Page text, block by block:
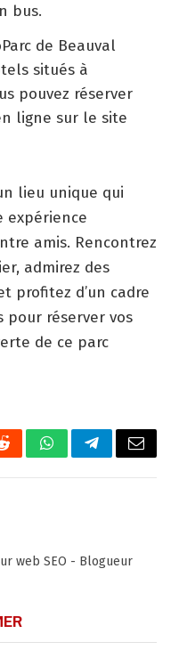
bus.
de Beauval
situés à
pouvez réserver
ligne sur le site
lieu unique qui
expérience
amis. Rencontrez
admirez des
profitez d’un cadre
pour réserver vos
de ce parc
RedditWhatsAppTelegramEmail
web SEO - Blogueur